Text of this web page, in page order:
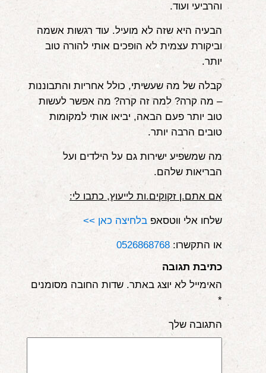
והרביעי ועוד.
הבעיה היא שזה לא מועיל. עוד רגשות אשמה
וביקורת עצמית לא הופכים אותי להורה טוב
יותר.
קבלה של מה שעשיתי, כולל אחריות והתבוננות
– מה קרה? למה זה קרה? מה אפשר לעשות
טוב יותר פעם הבאה, יביאו אותי למקומות
טובים הרבה יותר.
מה שמשפיע ישירות גם על הילדים ועל
הבריאות שלהם.
אם אתם.ן זקוקים.ות לייעוץ, כתבו לי:
שלחו אלי ווטסאפ בלחיצה כאן >>
או התקשרו: 0526868768
כתיבת תגובה
האימייל לא יוצג באתר. שדות החובה מסומנים
*
התגובה שלך